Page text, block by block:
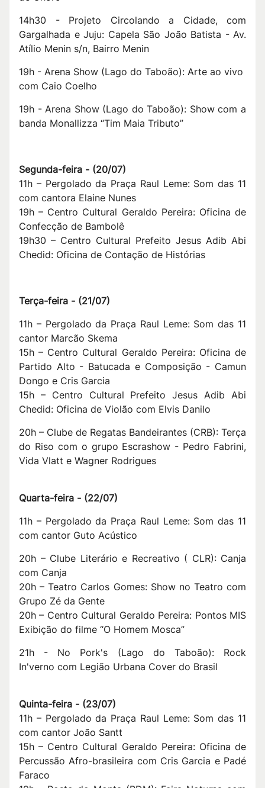
14h30 - Projeto Circolando a Cidade, com
Gargalhada e Juju: Capela São João Batista - Av.
Atílio Menin s/n, Bairro Menin
19h - Arena Show (Lago do Taboão): Arte ao vivo
com Caio Coelho
19h - Arena Show (Lago do Taboão): Show com a
banda Monallizza “Tim Maia Tributo”
Segunda-feira - (20/07)
11h – Pergolado da Praça Raul Leme: Som das 11
com cantora Elaine Nunes
19h – Centro Cultural Geraldo Pereira: Oficina de
Confecção de Bambolê
19h30 – Centro Cultural Prefeito Jesus Adib Abi
Chedid: Oficina de Contação de Histórias
Terça-feira - (21/07)
11h – Pergolado da Praça Raul Leme: Som das 11
cantor Marcão Skema
15h – Centro Cultural Geraldo Pereira: Oficina de
Partido Alto - Batucada e Composição - Camun
Dongo e Cris Garcia
15h – Centro Cultural Prefeito Jesus Adib Abi
Chedid: Oficina de Violão com Elvis Danilo
20h – Clube de Regatas Bandeirantes (CRB): Terça
do Riso com o grupo Escrashow - Pedro Fabrini,
Vida Vlatt e Wagner Rodrigues
Quarta-feira - (22/07)
11h – Pergolado da Praça Raul Leme: Som das 11
com cantor Guto Acústico
20h – Clube Literário e Recreativo ( CLR): Canja
com Canja
20h – Teatro Carlos Gomes: Show no Teatro com
Grupo Zé da Gente
20h – Centro Cultural Geraldo Pereira: Pontos MIS
Exibição do filme “O Homem Mosca”
21h - No Pork's (Lago do Taboão): Rock
In'verno com Legião Urbana Cover do Brasil
Quinta-feira - (23/07)
11h – Pergolado da Praça Raul Leme: Som das 11
com cantor João Santt
15h – Centro Cultural Geraldo Pereira: Oficina de
Percussão Afro-brasileira com Cris Garcia e Padé
Faraco